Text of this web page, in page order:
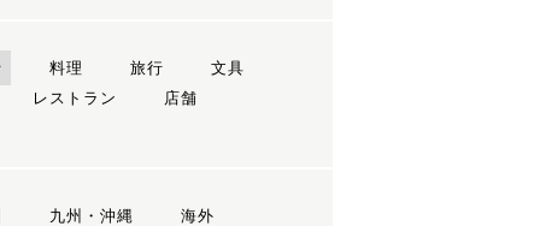
料理 旅行
文具
レストラン
店舗
九州・沖縄 海外